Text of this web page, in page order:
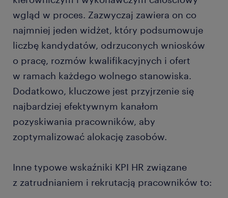
wgląd w proces. Zazwyczaj zawiera on co
najmniej jeden widżet, który podsumowuje
liczbę kandydatów, odrzuconych wniosków
o pracę, rozmów kwalifikacyjnych i ofert
w ramach każdego wolnego stanowiska.
Dodatkowo, kluczowe jest przyjrzenie się
najbardziej efektywnym kanałom
pozyskiwania pracowników, aby
zoptymalizować alokację zasobów.
Inne typowe wskaźniki KPI HR związane
z zatrudnianiem i rekrutacją pracowników to: